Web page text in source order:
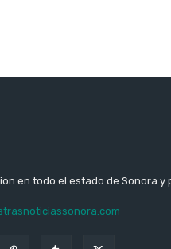
en todo el estado de Sonora y